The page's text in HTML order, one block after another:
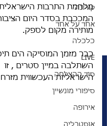
קורונה
אחד על אחד
כלכלה
LIVE
סוד ההצלחה
סיפורי מונשיין
אירופה
אוסטרליה
מלחמת התרבות
המככבת בסדר היום
מותירה מקום לספק.
כבר מזמן המוסיקה הים
השתלבה במיין סטרים , זו
הישראליות העכשווית